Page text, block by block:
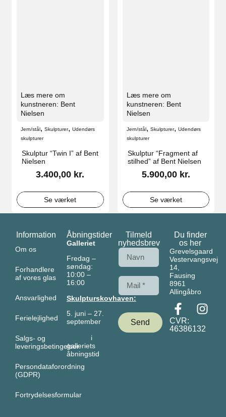
Læs mere om
kunstneren: Bent
Nielsen
Jern/stål,Skulpturer,Udendørs
skulpturer
Skulptur “Twin I” af Bent
Nielsen
3.400,00 kr.
Se værket
Læs mere om
kunstneren: Bent
Nielsen
Jern/stål, Skulpturer, Udendørs
skulpturer
Skulptur “Fragment af
stilhed” af Bent Nielsen
5.900,00 kr.
Se værket
Information
Om os
Forhandlere
af vores glas
Ansvarlighed
Ferielejlighed
Salgs- og
leveringsbetingelser
Persondataforordning
(GDPR)
Fortrydelsesformular
Åbningstider
Galleriet
Fredag –
søndag:
10:00 –
16:00
Skulpturskovhaven:
5. juni – 27.
september
i
galleriets
åbningstid
Tilmeld
nyhedsbrev
Send
Du finder
os her
Grevelsgaard
Vestervangsvej
14,
Fausing
8961
Allingåbro
CVR:
46386132